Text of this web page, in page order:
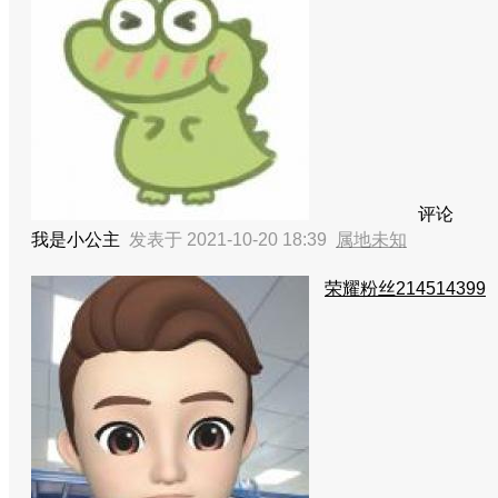
评论
我是小公主 发表于 2021-10-20 18:39 属地未知
荣耀粉丝214514399